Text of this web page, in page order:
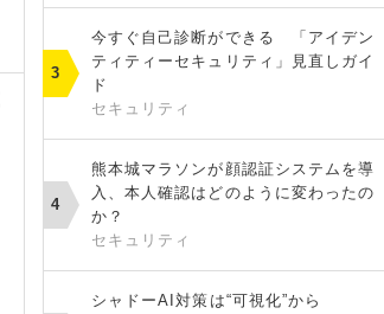
今すぐ自己診断ができる 「アイデン
ティティーセキュリティ」見直しガイ
ド
セキュリティ
熊本城マラソンが顔認証システムを導
入、本人確認はどのように変わったの
か？
セキュリティ
シャドーAI対策は“可視化”から